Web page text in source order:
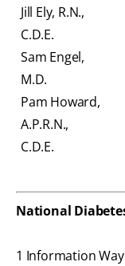
Jill Ely, R.N.,
C.D.E.
Sam Engel,
M.D.
Pam Howard,
A.P.R.N.,
C.D.E.
National
1 Information Way